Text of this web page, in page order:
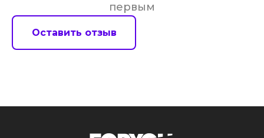
первым
Оставить отзыв